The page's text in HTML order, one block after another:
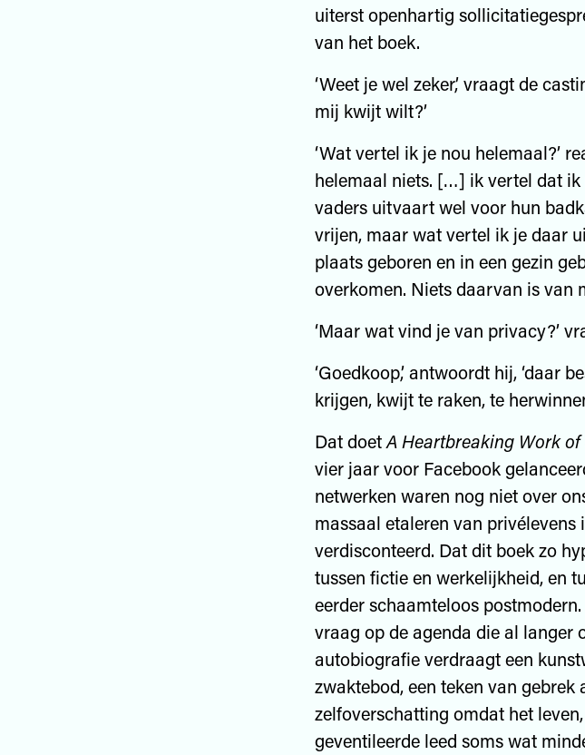
uiterst openhartig
van het boek.
‘Weet je wel zeker,’ vraagt de
mij kwijt wilt?’
‘Wat vertel ik je nou helemaal?’
helemaal niets. […] ik vertel dat
vaders uitvaart wel voor hun
vrijen, maar wat vertel ik je daar
plaats geboren en in een gezin
overkomen. Niets daarvan is van
‘Maar wat vind je van privacy?’
‘Goedkoop,’ antwoordt hij, ‘daar
krijgen, kwijt te raken, te
Dat doetA Heartbreaking Work
vier jaar voor Facebook
netwerken waren nog niet over
massaal etaleren van
verdisconteerd. Dat dit boek zo
tussen fictie en werkelijkheid, en
eerder schaamteloos
vraag op de agenda die al langer
autobiografie verdraagt een
zwaktebod, een teken van
zelfoverschatting omdat het
geventileerde leed soms wat